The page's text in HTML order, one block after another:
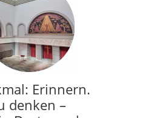
Erinnern.
denken –